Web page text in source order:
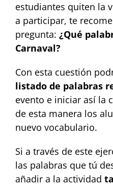
estudiantes quiten la
a participar, te
pregunta: ¿Qué
Carnaval?
Con esta cuestión
listado de palabras
evento e iniciar así la
de esta manera los
nuevo vocabulario.
Si a través de este
las palabras que tú
añadir a la actividad